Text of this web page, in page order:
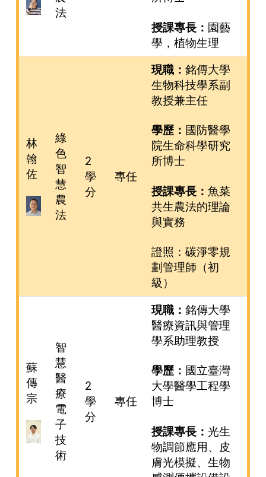
法
授課專長： 園藝
學，植物生理
林
翰
佐
綠
色
智
慧
農
法
2
學
分
專任
現職： 銘傳大學
生物科技學系副
教授兼主任
學歷： 國防醫學
院生命科學研究
所博士
授課專長： 魚菜
共生農法的理論
與實務
證照：碳淨零規
劃管理師（初
級）
蘇
傳
宗
智
慧
醫
療
電
子
技
術
2
學
分
專任
現職： 銘傳大學
醫療資訊與管理
學系助理教授
學歷： 國立臺灣
大學醫學工程學
博士
授課專長： 光生
物調節應用、皮
膚光模擬、生物